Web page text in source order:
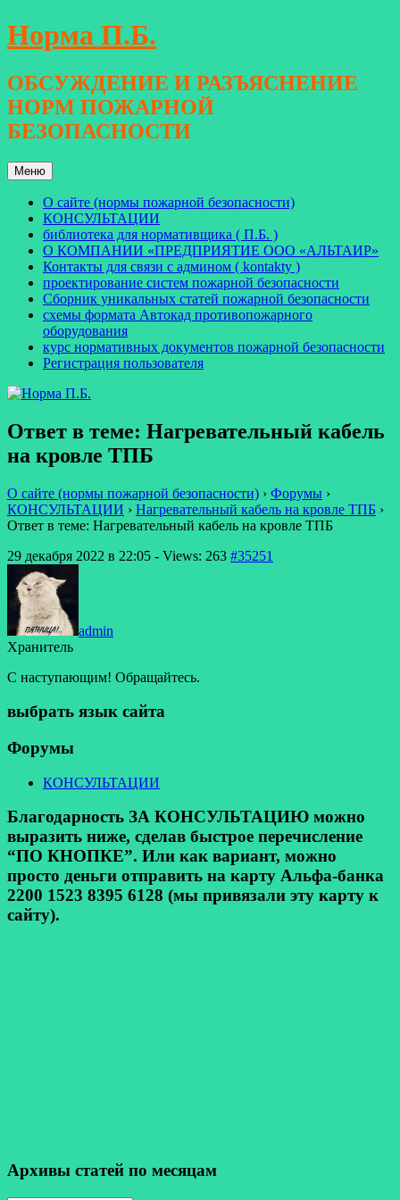
Перейти
к
Норма П.Б.
ОБСУЖДЕНИЕ И РАЗЪЯСНЕНИЕ
НОРМ ПОЖАРНОЙ
БЕЗОПАСНОСТИ
Меню
О сайте (нормы пожарной безопасности)
КОНСУЛЬТАЦИИ
библиотека для нормативщика ( П.Б. )
О КОМПАНИИ «ПРЕДПРИЯТИЕ ООО «АЛЬТАИР»
Контакты для связи с админом ( kontakty )
проектирование систем пожарной безопасности
Сборник уникальных статей пожарной безопасности
схемы формата Автокад противопожарного
оборудования
курс нормативных документов пожарной безопасности
Регистрация пользователя
Ответ в теме: Нагревательный кабель
на кровле ТПБ
О сайте (нормы пожарной безопасности) › Форумы ›
КОНСУЛЬТАЦИИ › Нагревательный кабель на кровле ТПБ ›
Ответ в теме: Нагревательный кабель на кровле ТПБ
29 декабря 2022 в 22:05 - Views: 263 #35251
admin
Хранитель
С наступающим! Обращайтесь.
выбрать язык сайта
Форумы
КОНСУЛЬТАЦИИ
Благодарность ЗА КОНСУЛЬТАЦИЮ можно
выразить ниже, сделав быстрое перечисление
“ПО КНОПКЕ”. Или как вариант, можно
просто деньги отправить на карту Альфа-банка
2200 1523 8395 6128 (мы привязали эту карту к
сайту).
Архивы статей по месяцам